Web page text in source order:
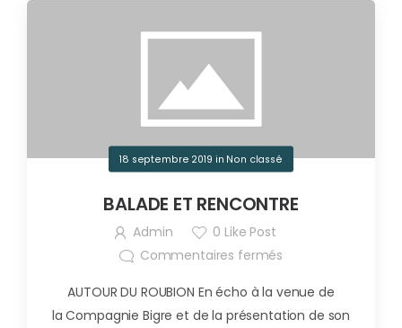
18 septembre 2019 in Non classé
BALADE ET RENCONTRE
Admin 0 Like Post
Commentaires fermés
AUTOUR DU ROUBION En écho à la venue de
la Compagnie Bigre et de la présentation de son